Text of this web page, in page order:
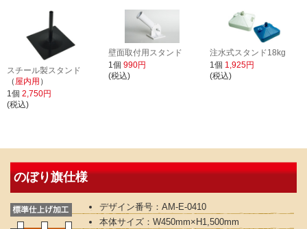
スチール製スタンド
（ 屋内用 ）
1個 2,750円
(税込)
壁面取付用スタンド
1個 990円
(税込)
注水式スタンド18kg
1個 1,925円
(税込)
のぼり旗仕様
デザイン番号：AM-E-0410
本体サイズ：W450mm×H1,500mm